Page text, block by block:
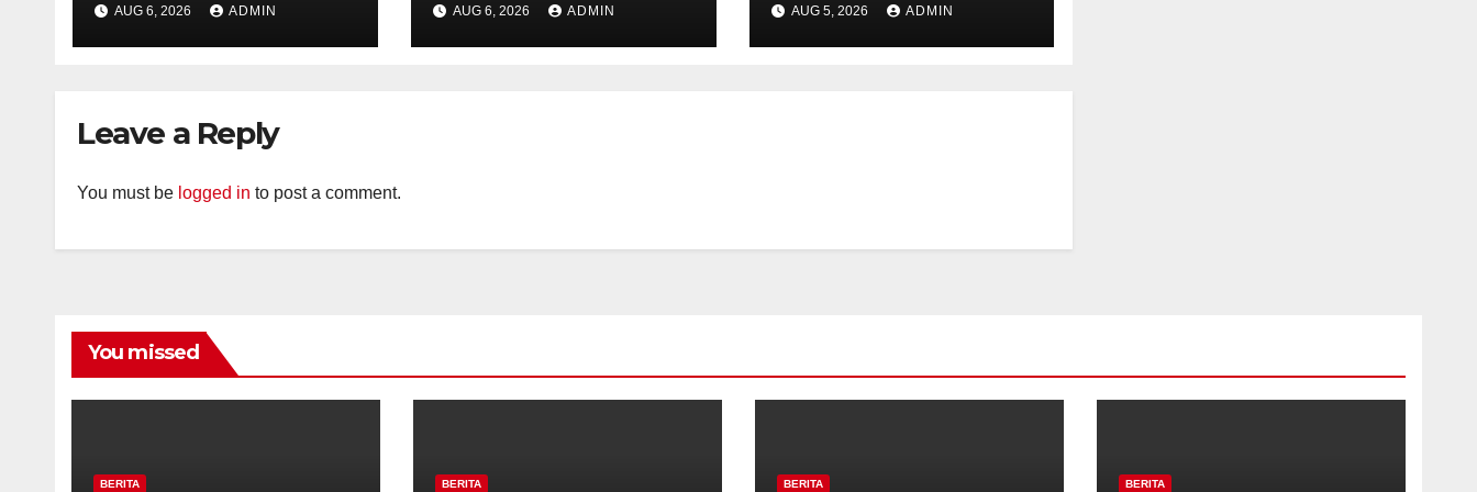
Kelurahan Ungaran
Perkuat
Ronda
AUG 6, 2026 ADMIN
Kelurahan Ungaran
Perkuat
AUG 6, 2026 ADMIN
Bhabinkamtibmas
Desa Timpik Hadiri
AUG 5, 2026 ADMIN
Leave a Reply
You must be logged in to post a comment.
You missed
BERITA BERITA BERITA BERITA